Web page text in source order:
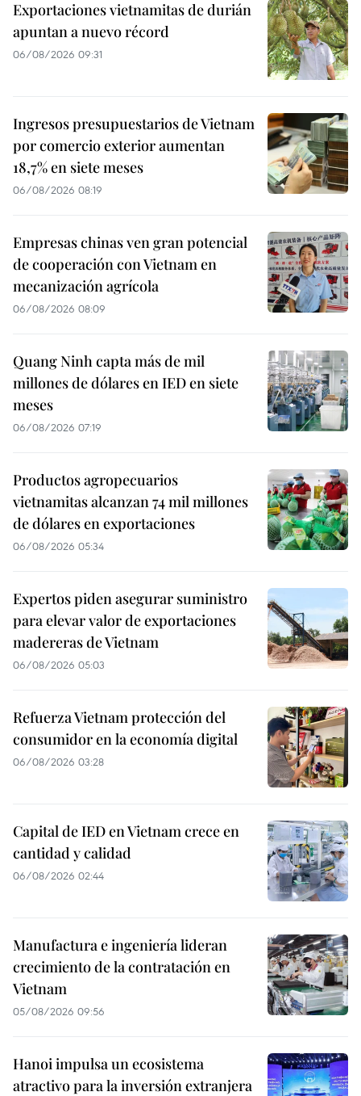
Exportaciones vietnamitas de durián
apuntan a nuevo récord
06/08/2026 09:31
Ingresos presupuestarios de Vietnam
por comercio exterior aumentan
18,7% en siete meses
06/08/2026 08:19
Empresas chinas ven gran potencial
de cooperación con Vietnam en
mecanización agrícola
06/08/2026 08:09
Quang Ninh capta más de mil
millones de dólares en IED en siete
meses
06/08/2026 07:19
Productos agropecuarios
vietnamitas alcanzan 74 mil millones
de dólares en exportaciones
06/08/2026 05:34
Expertos piden asegurar suministro
para elevar valor de exportaciones
madereras de Vietnam
06/08/2026 05:03
Refuerza Vietnam protección del
consumidor en la economía digital
06/08/2026 03:28
Capital de IED en Vietnam crece en
cantidad y calidad
06/08/2026 02:44
Manufactura e ingeniería lideran
crecimiento de la contratación en
Vietnam
05/08/2026 09:56
Hanoi impulsa un ecosistema
atractivo para la inversión extranjera